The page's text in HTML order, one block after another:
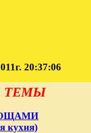
20:37:06
ТЕМЫ
кухня)